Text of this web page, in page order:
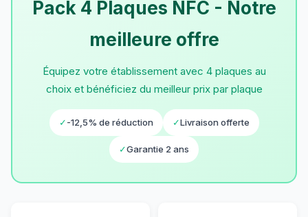
Pack 4 Plaques NFC - Notre
meilleure offre
Équipez votre établissement avec 4 plaques au
choix et bénéficiez du meilleur prix par plaque
✓-12,5% de réduction ✓Livraison offerte
✓Garantie 2 ans